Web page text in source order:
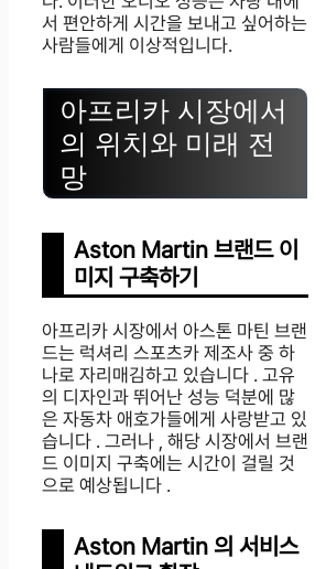
서 편안하게 시간을 보내고 싶어하는
사람들에게 이상적입니다.
아프리카 시장에서
의 위치와 미래 전
망
Aston Martin 브랜드 이
미지 구축하기
아프리카 시장에서 아스톤 마틴 브랜
드는 럭셔리 스포츠카 제조사 중 하
나로 자리매김하고 있습니다 . 고유
의 디자인과 뛰어난 성능 덕분에 많
은 자동차 애호가들에게 사랑받고 있
습니다 . 그러나 , 해당 시장에서 브랜
드 이미지 구축에는 시간이 걸릴 것
으로 예상됩니다 .
Aston Martin 의 서비스